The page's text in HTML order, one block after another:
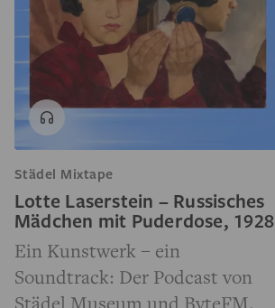
Städel Mixtape
Lotte Laserstein – Russisches
Mädchen mit Puderdose, 1928
Ein Kunstwerk – ein
Soundtrack: Der Podcast von
Städel Museum und ByteFM.